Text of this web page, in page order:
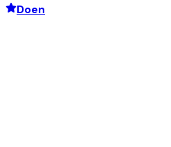
Doen